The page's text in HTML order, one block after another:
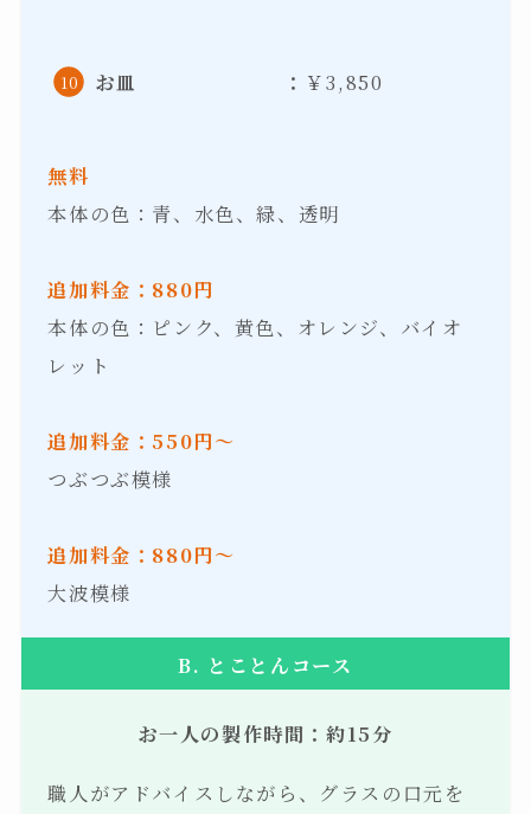
お皿 ： ￥3,850
無料
本体の色：青、水色、緑、透明
追加料金：880円
本体の色：ピンク、黄色、オレンジ、バイオ
レット
追加料金：550円〜
つぶつぶ模様
追加料金：880円〜
大波模様
B. とことんコース
お一人の製作時間：約15分
職人がアドバイスしながら、グラスの口元を